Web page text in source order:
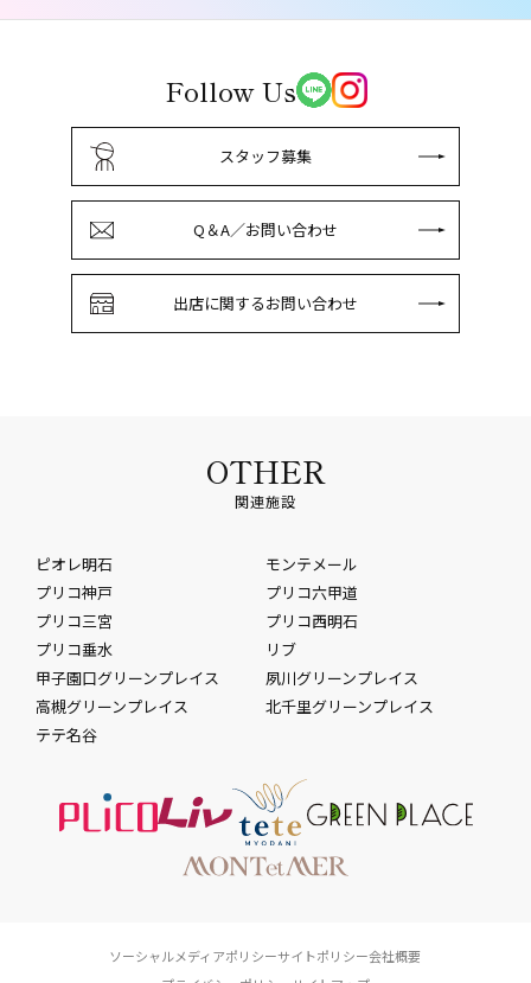
Follow Us
スタッフ募集
Q＆A／お問い合わせ
出店に関するお問い合わせ
OTHER
関連施設
ピオレ明石
モンテメール
プリコ神戸
プリコ六甲道
プリコ三宮
プリコ西明石
プリコ垂水
リブ
甲子園口グリーンプレイス
夙川グリーンプレイス
高槻グリーンプレイス
北千里グリーンプレイス
テテ名谷
ソーシャルメディアポリシーサイトポリシー会社概要